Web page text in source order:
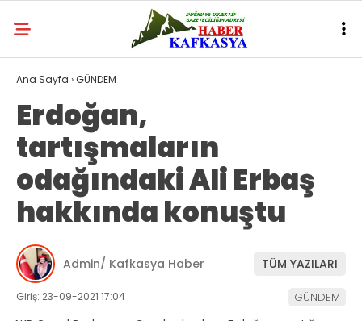
Ana Sayfa ›GÜNDEM
Erdoğan,
tartışmaların
odağındaki Ali Erbaş
hakkında konuştu
Admin/ Kafkasya Haber TÜM YAZILARI
Giriş: 23-09-2021 17:04 GÜNDEM